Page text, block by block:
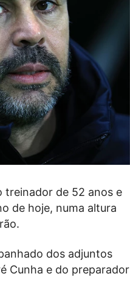
treinador de 52 anos e
de hoje, numa altura
dos adjuntos
Cunha e do preparador